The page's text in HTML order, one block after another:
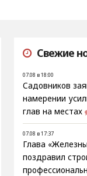
Свежие
07.08 в 18:00
Садовников
намерении
глав на местах
07.08 в 17:37
Глава
поздравил